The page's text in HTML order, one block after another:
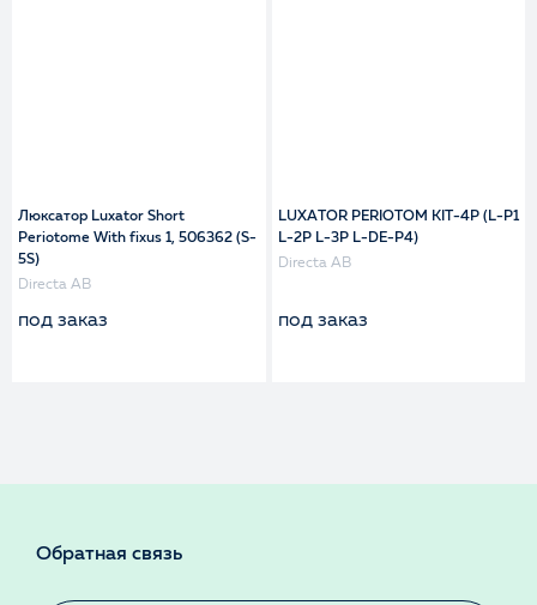
Люксатор Luxator Short
Periotome With fixus 1, 506362 (S-
5S)
Directa AB
под заказ
LUXATOR PERIOTOM KIT-4P (L-P1
L-2P L-3P L-DE-P4)
Directa AB
под заказ
Обратная связь